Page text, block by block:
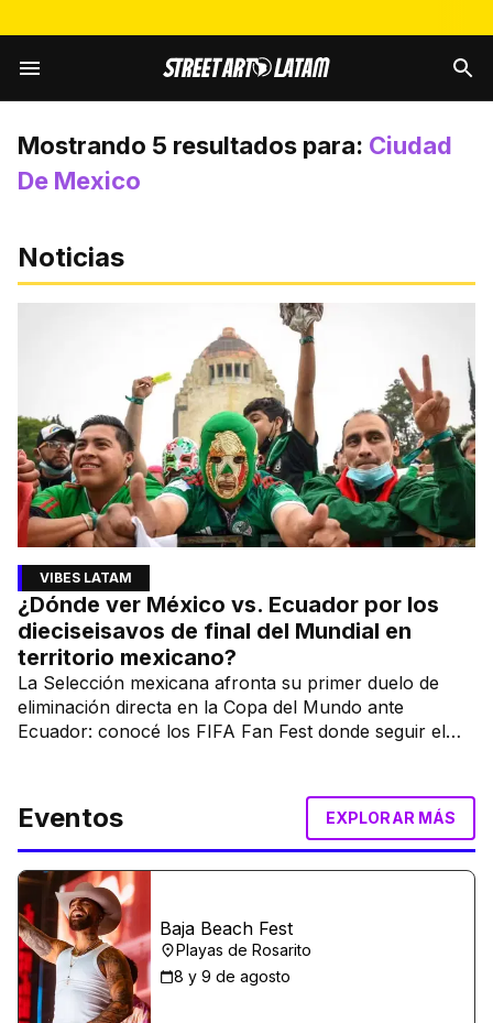
Mostrando 5 resultados para: Ciudad
De Mexico
Noticias
VIBES LATAM
¿Dónde ver México vs. Ecuador por los
dieciseisavos de final del Mundial en
territorio mexicano?
La Selección mexicana afronta su primer duelo de
eliminación directa en la Copa del Mundo ante
Ecuador: conocé los FIFA Fan Fest donde seguir el
Eventos EXPLORAR MÁS
Baja Beach Fest
Playas de Rosarito
8 y 9 de agosto